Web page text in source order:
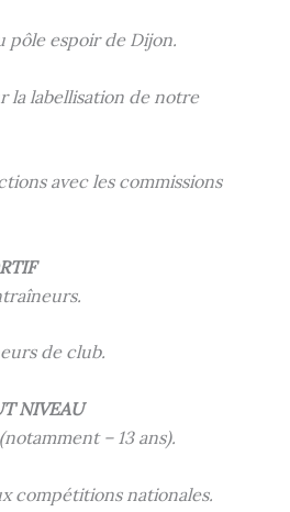
pôle espoir de Dijon.
la labellisation de notre
avec les commissions
de club.
NIVEAU
– 13 ans).
compétitions nationales.